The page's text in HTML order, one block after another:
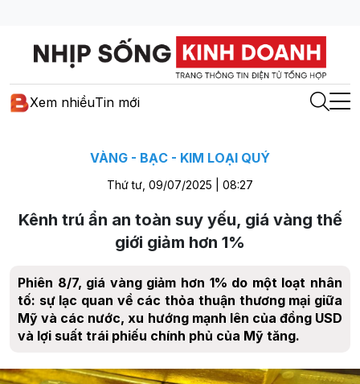
Xem nhiềuTin mới
VÀNG - BẠC - KIM LOẠI QUÝ
Thứ tư, 09/07/2025 | 08:27
Kênh trú ẩn an toàn suy yếu, giá vàng thế
giới giảm hơn 1%
Phiên 8/7, giá vàng giảm hơn 1% do một loạt nhân
tố: sự lạc quan về các thỏa thuận thương mại giữa
Mỹ và các nước, xu hướng mạnh lên của đồng USD
và lợi suất trái phiếu chính phủ của Mỹ tăng.